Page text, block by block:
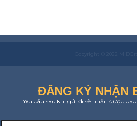
ĐĂNG KÝ NHẬN
Yêu cầu sau khi gửi đi sẽ nhận được